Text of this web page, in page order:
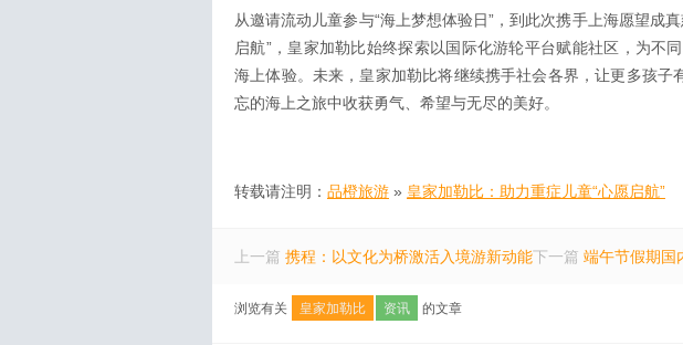
从邀请流动儿童参与“海上梦想体验日”，到此次携手上海愿望成
启航”，皇家加勒比始终探索以国际化游轮平台赋能社区，为不
海上体验。未来，皇家加勒比将继续携手社会各界，让更多孩子
忘的海上之旅中收获勇气、希望与无尽的美好。
转载请注明： 品橙旅游 » 皇家加勒比：助力重症儿童“心愿启航”
上一篇 携程：以文化为桥激活入境游新动能下一篇 端午节假期国
浏览有关 皇家加勒比 资讯 的文章